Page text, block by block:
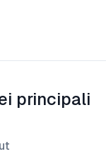
principali